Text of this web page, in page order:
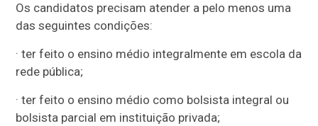
Os candidatos precisam atender a pelo menos uma
das seguintes condições:
· ter feito o ensino médio integralmente em escola da
rede pública;
· ter feito o ensino médio como bolsista integral ou
bolsista parcial em instituição privada;